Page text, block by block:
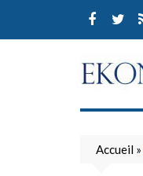
content
Accueil »